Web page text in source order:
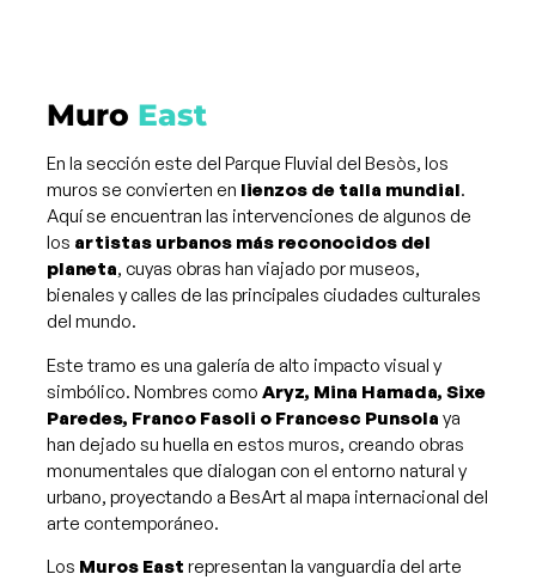
En la sección este del Parque Fluvial del Besòs, los
muros se convierten en lienzos de talla mundial.
Aquí se encuentran las intervenciones de algunos de
los artistas urbanos más reconocidos del
planeta, cuyas obras han viajado por museos,
bienales y calles de las principales ciudades culturales
del mundo.
Este tramo es una galería de alto impacto visual y
simbólico. Nombres como Aryz, Mina Hamada, Sixe
Paredes, Franco Fasoli o Francesc Punsola ya
han dejado su huella en estos muros, creando obras
monumentales que dialogan con el entorno natural y
urbano, proyectando a BesArt al mapa internacional del
arte contemporáneo​.
Los Muros East representan la vanguardia del arte
Muro East